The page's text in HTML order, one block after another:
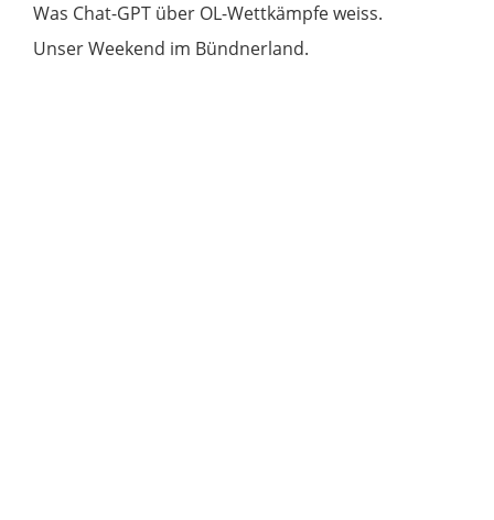
Was Chat-GPT über OL-Wettkämpfe weiss.
Unser Weekend im Bündnerland.